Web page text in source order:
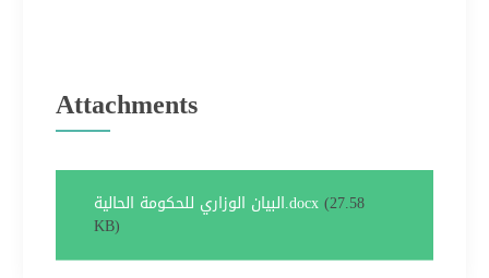
Attachments
البيان الوزاري للحكومة الحالية.docx(27.58
KB)